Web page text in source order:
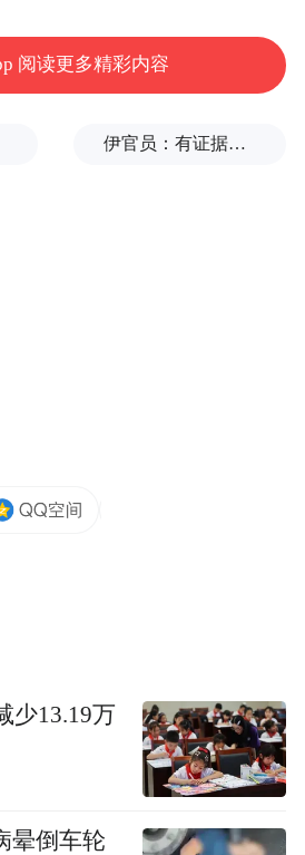
体平台“大风号”用户上传并发
存储空间服务。
above (including the videos,
Hao, which is a social media
provides information storage
阅读更多精彩内容
伊官员：有证据显示美军使用磷弹轰炸伊朗多地
少13.19万
晕倒车轮